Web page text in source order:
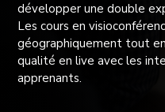
développer une double
Les cours en
géographiquement tout
qualité en live avec les
apprenants.